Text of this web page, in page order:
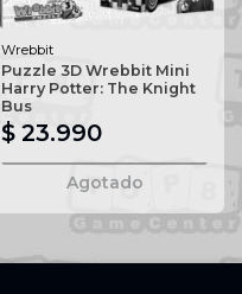
Wrebbit
Puzzle 3D Wrebbit Mini
Harry Potter: The Knight
Bus
$ 23.990
Agotado